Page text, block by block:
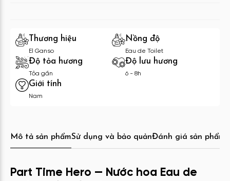
Thương hiệu
El Ganso
Nồng độ
Eau de Toilet
Độ tỏa hương
Tỏa gần
Độ lưu hương
6 - 8h
Giới tính
Nam
Mô tả sản phẩmSử dụng và bảo quảnĐánh giá sản phẩm
Part Time Hero — Nước hoa Eau de